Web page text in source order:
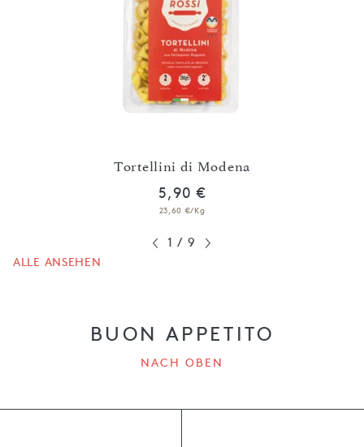
Tortellini di Modena
5,90 €
23,60 €/Kg
1 / 9
ALLE ANSEHEN
BUON APPETITO
NACH OBEN